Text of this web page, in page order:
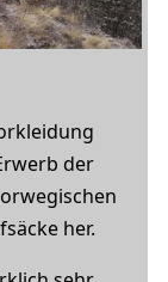
der
her.